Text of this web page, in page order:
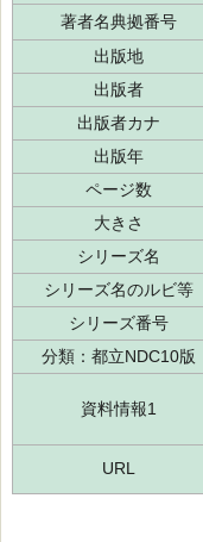
著者名典拠番号
出版地
出版者
出版者カナ
出版年
ページ数
大きさ
シリーズ名
シリーズ名のルビ等
シリーズ番号
分類：都立NDC10版
資料情報1
URL